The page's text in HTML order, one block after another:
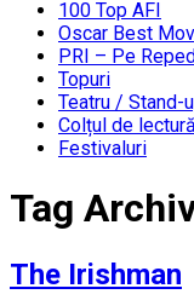
100 Top AFI
Oscar Best
PRI – Pe
Topuri
Teatru / Stand-
Colțul de lectură
Festivaluri
Tag
The Irishman